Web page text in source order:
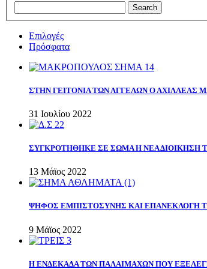
Επιλογές
Πρόσφατα
ΣΤΗΝ ΓΕΙΤΟΝΙΑ ΤΩΝ ΑΓΓΕΛΩΝ Ο
31 Ιουλίου 2022
ΣΥΓΚΡΟΤΗΘΗΚΕ ΣΕ ΣΩΜΑ Η ΝΕΑ ΔΙΟΙΚΗΣΗ
13 Μάϊος 2022
ΨΗΦΟΣ ΕΜΠΙΣΤΟΣΥΝΗΣ ΚΑΙ ΕΠΑΝΕΚΛΟΓΗ
9 Μάϊος 2022
Η ΕΝΔΕΚΑΔΑ ΤΩΝ ΠΑΛΑΙΜΑΧΩΝ ΠΟΥ